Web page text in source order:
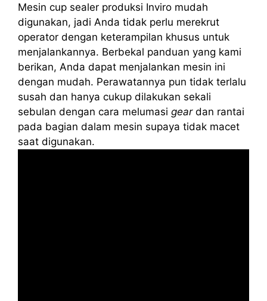
Mesin cup sealer produksi Inviro mudah
digunakan, jadi Anda tidak perlu merekrut
operator dengan keterampilan khusus untuk
menjalankannya. Berbekal panduan yang kami
berikan, Anda dapat menjalankan mesin ini
dengan mudah. Perawatannya pun tidak terlalu
susah dan hanya cukup dilakukan sekali
sebulan dengan cara melumasi geardan rantai
pada bagian dalam mesin supaya tidak macet
saat digunakan.